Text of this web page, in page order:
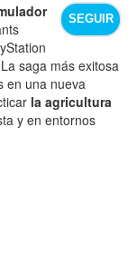
SEGUIR
saga más exitosa
en una nueva
la agricultura
y en entornos